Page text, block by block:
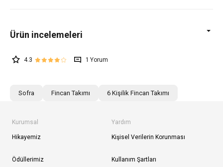
4.3 1
Sofra Fincan Takımı 6 Kişilik Fincan Takımı
Kurumsal
Hikayemiz
Ödüllerimiz
Yardım
Kişisel Verilerin Korunması
Kullanım Şartları